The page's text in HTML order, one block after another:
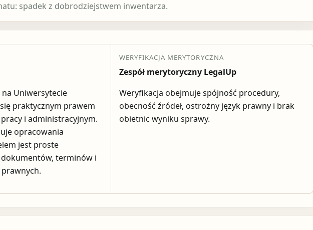
spadek z dobrodziejstwem inwentarza.
Uniwersytecie
praktycznym prawem
i administracyjnym.
opracowania
jest proste
terminów i
WERYFIKACJA MERYTORYCZNA
Zespół merytoryczny LegalUp
Weryfikacja obejmuje spójność procedury,
obecność źródeł, ostrożny język prawny i brak
obietnic wyniku sprawy.